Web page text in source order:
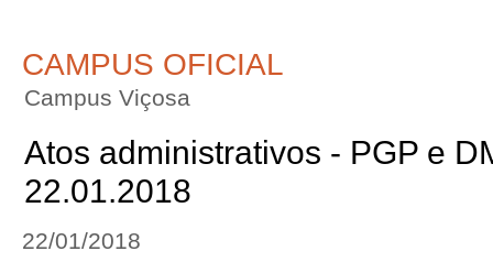
CAMPUS OFICIAL
Campus Viçosa
Atos administrativos - PGP e
22.01.2018
22/01/2018